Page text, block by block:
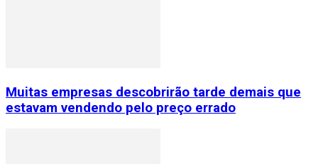
Muitas empresas descobrirão tarde demais que
estavam vendendo pelo preço errado